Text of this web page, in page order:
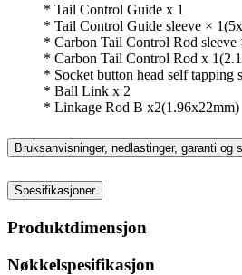
* Tail Control Guide x 1
* Tail Control Guide sleeve ×
* Carbon Tail Control Rod
* Carbon Tail Control Rod x
* Socket button head self tapping
* Ball Link x 2
* Linkage Rod B x2(1.96x22mm)
Bruksanvisninger, nedlastinger, garanti og
Spesifikasjoner
Produktdimensjon
Nøkkelspesifikasjon